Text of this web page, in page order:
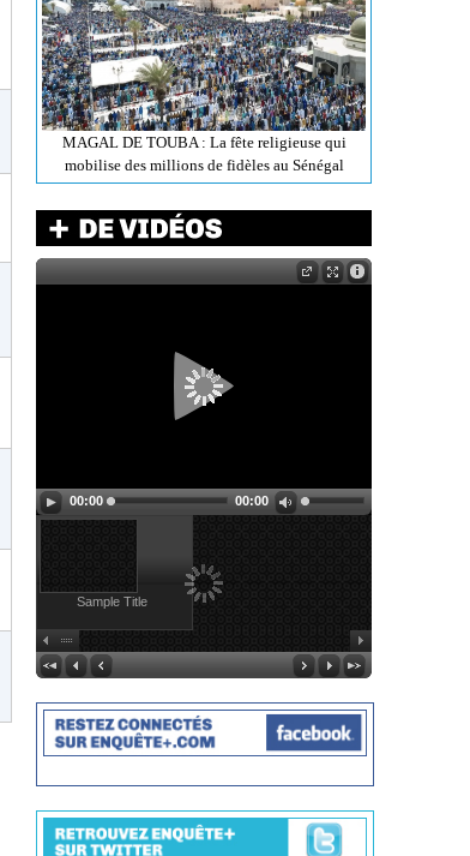
MAGAL DE TOUBA : La fête religieuse qui
mobilise des millions de fidèles au Sénégal
00:00 00:00
Sample Title